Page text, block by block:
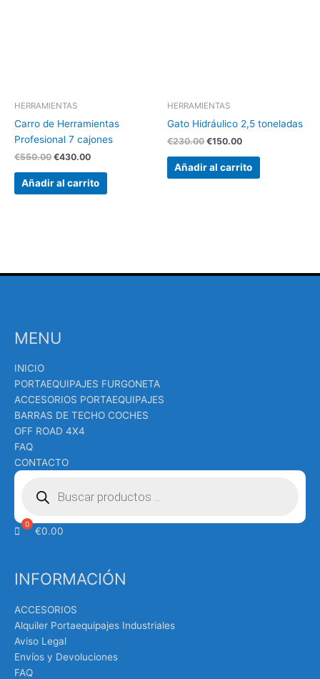
HERRAMIENTAS
Carro de Herramientas
Profesional 7 cajones
€550.00 €430.00
Añadir al carrito
HERRAMIENTAS
Gato Hidráulico 2,5 toneladas
€230.00 €150.00
Añadir al carrito
MENU
INICIO
PORTAEQUIPAJES FURGONETA
ACCESORIOS PORTAEQUIPAJES
BARRAS DE TECHO COCHES
OFF ROAD 4X4
FAQ
CONTACTO
Búsqueda
productos
€0.00
INFORMACIÓN
ACCESORIOS
Alquiler Portaequipajes Industriales
Aviso Legal
Envíos y Devoluciones
FAQ